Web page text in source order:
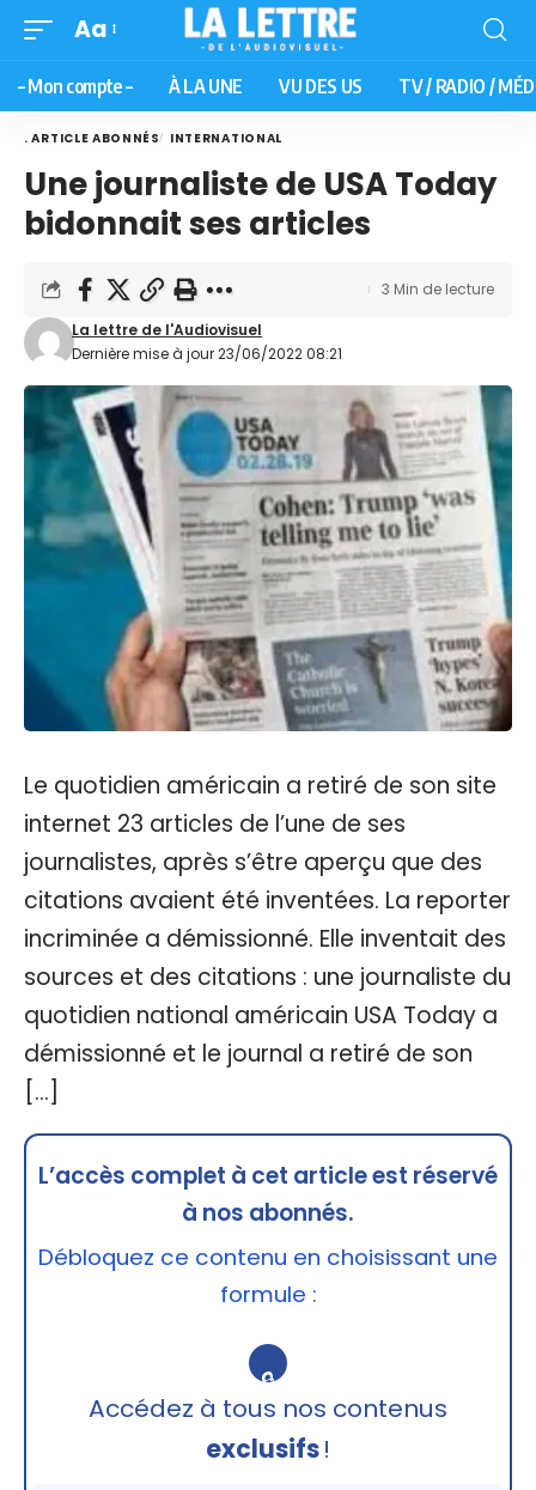
Aa
– Mon compte – À LA UNE VU DES US TV / RADIO /
. ARTICLE ABONNÉS INTERNATIONAL
Une journaliste de USA Today
bidonnait ses articles
Dernière mise à jour 23/06/2022 08:21
La lettre de l'Audiovisuel
3 Min de lecture
Le quotidien américain a retiré de son site
internet 23 articles de l’une de ses
journalistes, après s’être aperçu que des
citations avaient été inventées. La reporter
incriminée a démissionné. Elle inventait des
sources et des citations : une journaliste du
quotidien national américain USA Today a
démissionné et le journal a retiré de son
[…]
L’accès complet à cet article est réservé
à nos abonnés.
Débloquez ce contenu en choisissant une
formule :
🔒
Accédez à tous nos contenus
exclusifs!